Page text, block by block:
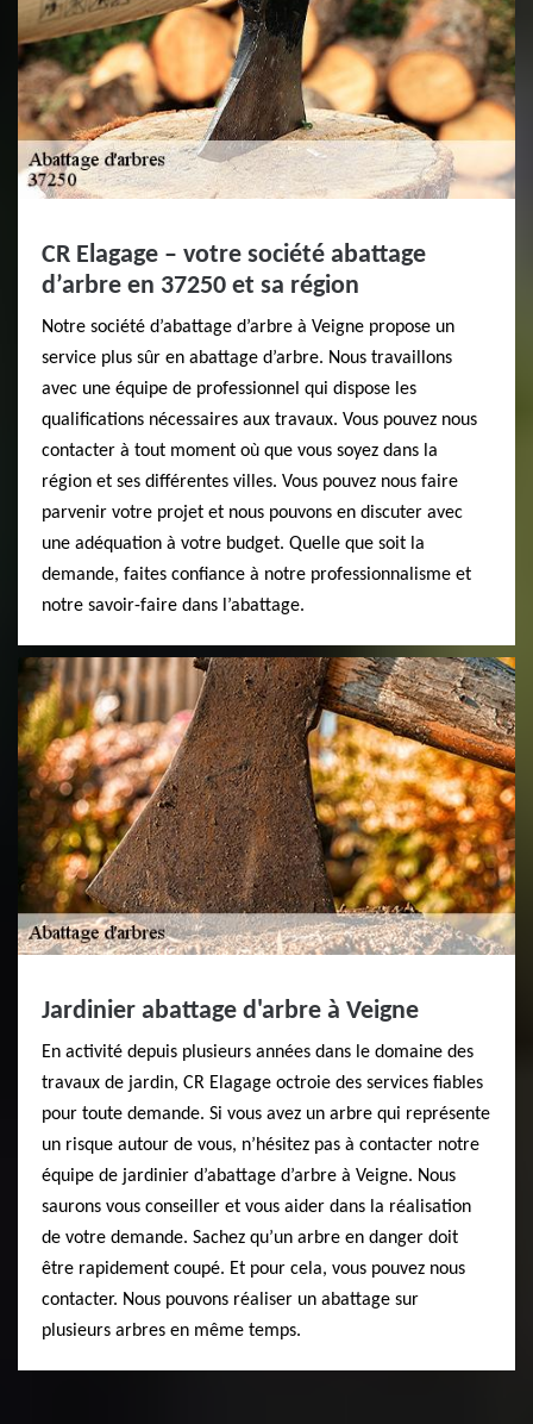
CR Elagage – votre société abattage
d’arbre en 37250 et sa région
Notre société d’abattage d’arbre à Veigne propose un
service plus sûr en abattage d’arbre. Nous travaillons
avec une équipe de professionnel qui dispose les
qualifications nécessaires aux travaux. Vous pouvez nous
contacter à tout moment où que vous soyez dans la
région et ses différentes villes. Vous pouvez nous faire
parvenir votre projet et nous pouvons en discuter avec
une adéquation à votre budget. Quelle que soit la
demande, faites confiance à notre professionnalisme et
notre savoir-faire dans l’abattage.
Jardinier abattage d'arbre à Veigne
En activité depuis plusieurs années dans le domaine des
travaux de jardin, CR Elagage octroie des services fiables
pour toute demande. Si vous avez un arbre qui représente
un risque autour de vous, n’hésitez pas à contacter notre
équipe de jardinier d’abattage d’arbre à Veigne. Nous
saurons vous conseiller et vous aider dans la réalisation
de votre demande. Sachez qu’un arbre en danger doit
être rapidement coupé. Et pour cela, vous pouvez nous
contacter. Nous pouvons réaliser un abattage sur
plusieurs arbres en même temps.